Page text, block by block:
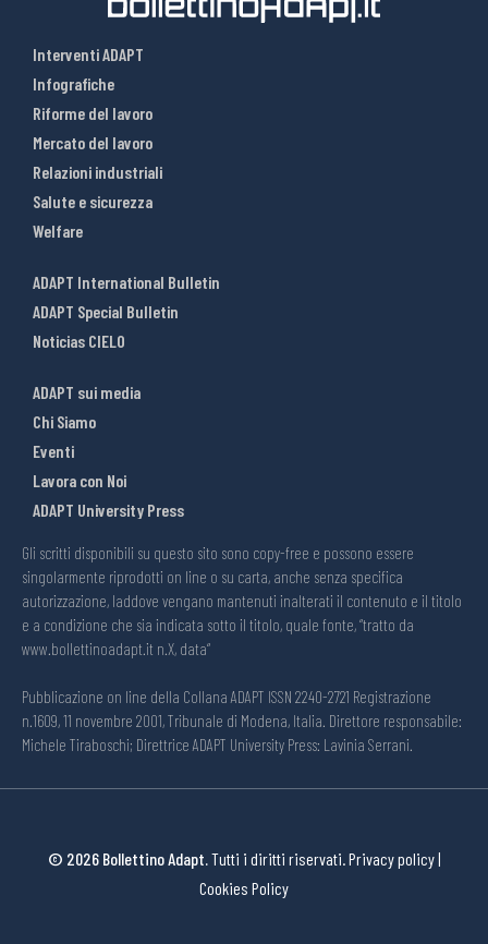
Interventi ADAPT
Infografiche
Riforme del lavoro
Mercato del lavoro
Relazioni industriali
Salute e sicurezza
Welfare
ADAPT International Bulletin
ADAPT Special Bulletin
Noticias CIELO
ADAPT sui media
Chi Siamo
Eventi
Lavora con Noi
ADAPT University Press
Gli scritti disponibili su questo sito sono copy-free e possono essere
singolarmente riprodotti on line o su carta, anche senza specifica
autorizzazione, laddove vengano mantenuti inalterati il contenuto e il titolo
e a condizione che sia indicata sotto il titolo, quale fonte, “tratto da
www.bollettinoadapt.it n.X, data“
Pubblicazione on line della Collana ADAPT ISSN 2240-2721 Registrazione
n.1609, 11 novembre 2001, Tribunale di Modena, Italia. Direttore responsabile:
Michele Tiraboschi; Direttrice ADAPT University Press: Lavinia Serrani.
© 2026 Bollettino Adapt.Tutti i diritti riservati.Privacy policy|
Cookies Policy